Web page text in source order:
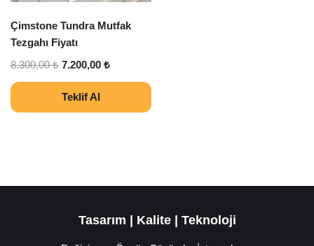
Çimstone Tundra Mutfak
Tezgahı Fiyatı
8.300,00₺ 7.200,00 ₺
Teklif Al
Tasarım | Kalite | Teknoloji